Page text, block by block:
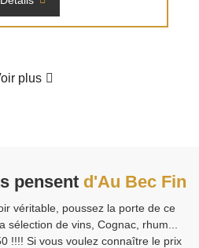
plus
pensent d'Au Bec Fin
véritable, poussez la porte de ce
sélection de vins, Cognac, rhum...
!!!! Si vous voulez connaître le prix